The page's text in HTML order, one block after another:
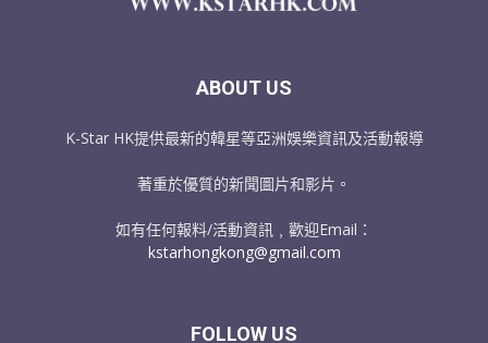
ABOUT US
K-Star HK提供最新的韓星等亞洲娛樂資訊及活動報導
著重於優質的新聞圖片和影片。
如有任何報料/活動資訊﹐歡迎Email：
kstarhongkong@gmail.com
FOLLOW US